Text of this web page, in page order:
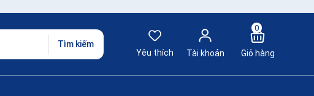
Tìm kiếm
Yêu thích
Tài khoản
0
Giỏ hàng